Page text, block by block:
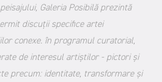
Galeria Posibilă prezintă
discuții specifice artei
conexe. în programul curatorial,
de interesul artiștilor - pictori și
precum: identitate, transformare și